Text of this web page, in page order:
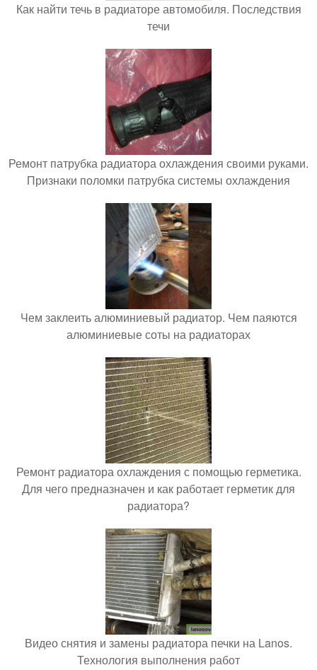
Как найти течь в радиаторе автомобиля. Последствия
течи
Ремонт патрубка радиатора охлаждения своими руками.
Признаки поломки патрубка системы охлаждения
Чем заклеить алюминиевый радиатор. Чем паяются
алюминиевые соты на радиаторах
Ремонт радиатора охлаждения с помощью герметика.
Для чего предназначен и как работает герметик для
радиатора?
Видео снятия и замены радиатора печки на Lanos.
Технология выполнения работ